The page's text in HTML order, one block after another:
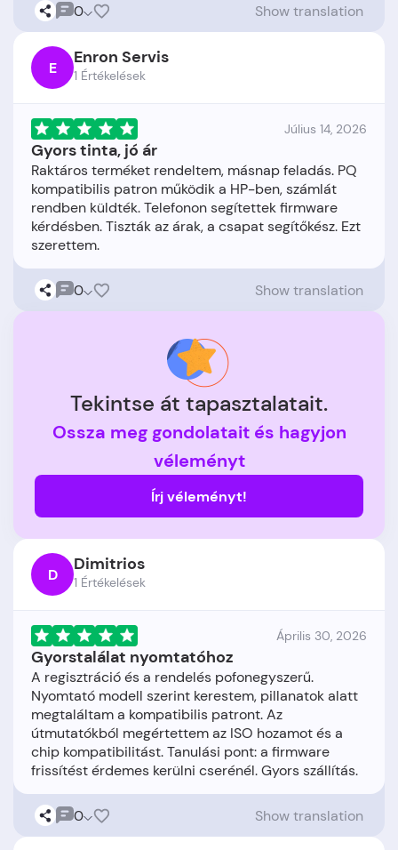
0 Show translation
E Enron Servis
1 Értékelések
Július 14, 2026
Gyors tinta, jó ár
Raktáros terméket rendeltem, másnap feladás. PQ
kompatibilis patron működik a HP-ben, számlát
rendben küldték. Telefonon segítettek firmware
kérdésben. Tiszták az árak, a csapat segítőkész. Ezt
0 Show translation
Tekintse át tapasztalatait.
Ossza meg gondolatait és hagyjon
véleményt
Írj véleményt!
D Dimitrios
1 Értékelések
Április 30, 2026
Gyorstalálat nyomtatóhoz
A regisztráció és a rendelés pofonegyszerű.
Nyomtató modell szerint kerestem, pillanatok alatt
megtaláltam a kompatibilis patront. Az
útmutatókból megértettem az ISO hozamot és a
chip kompatibilitást. Tanulási pont: a firmware
0 Show translation